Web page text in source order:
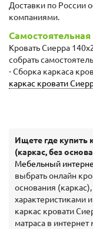
Доставки по России
компаниями.
Самостоятельная
Кровать Сиерра
собрать
- Сборка каркаса
каркас кровати
Ищете где купить
(каркас, без
Мебельный
выбрать онлайн
основания
характеристиками
каркас кровати
матраса в